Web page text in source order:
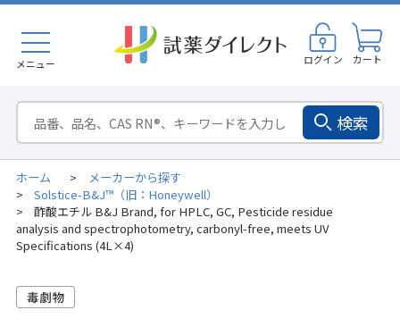
メニュー ログイン カート
検索
ホーム > メーカーから探す
> Solstice-B&J™（旧：Honeywell）
>
酢酸エチル B&J Brand, for HPLC, GC, Pesticide residue
analysis and spectrophotometry, carbonyl-free, meets UV
Specifications (4L×4)